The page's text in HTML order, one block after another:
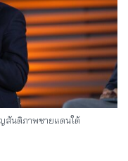
สันติภาพชายแดนใต้